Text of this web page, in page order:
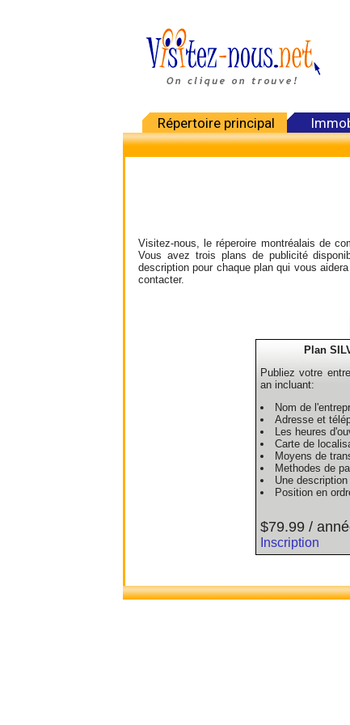
Répertoire principal
Visitez-nous, le réperoire montréalais de
Vous avez trois plans de publicité
description pour chaque plan qui vous
contacter.
Plan
Publiez votre
an incluant:
Nom de
Adresse et
Les heures
Carte de
Moyens de
Methodes de
Une
Position en
$79.99 /
Inscription